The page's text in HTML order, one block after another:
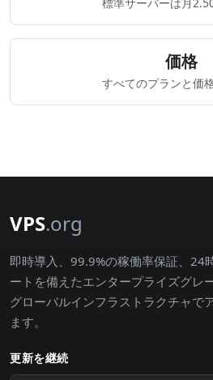
価格
すべてのプランと価
VPS.org
即時導入、99.9%の稼働率保証、24
ートを備えたエンタープライズグレ
グローバルインフラストラクチャで
ます。
更新を継続